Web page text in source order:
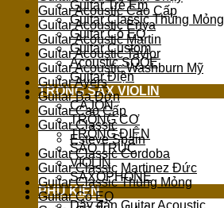
Guitar Trẻ Em
Guitar Classic Thùng Mỏng
Guitar Có EQ
Guitar Custom
Acoustic SQOE
Guitar Điện
TRỐNG SAX VIOLIN
CAJON
TRỐNG CƠ
TRỐNG ĐIỆN
SÁO TRÚC
VIOLIN
SAXOPHONE
PHỤ KIỆN
Dây đàn Guitar Acoustic
Guitar Acoustic Cao Cấp
Guitar Acoustic Enya
Guitar Acoustic Martin
Guitar Acoustic Taylor
Guitar Acoustic Washburn Mỹ
Guitar Ayers
Guitar Ba Đờn
Guitar Cao Cấp
Guitar Classic
Esteve Spain
Guitar Classic Cordoba
Guitar Classic Martinez Đức
Guitar Classic Thùng Mỏng
Guitar Có EQ